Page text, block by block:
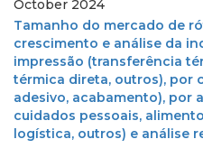
October 2024
Tamanho do mercado de
crescimento e análise da
impressão (transferência
térmica direta, outros), por
adesivo, acabamento), por
cuidados pessoais,
logística, outros) e análise